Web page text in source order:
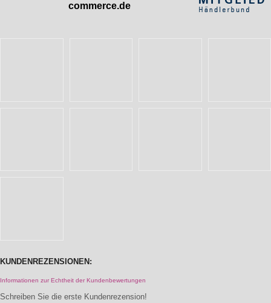
commerce.de
KUNDENREZENSIONEN:
Informationen zur Echtheit der Kundenbewertungen
Schreiben Sie die erste Kundenrezension!